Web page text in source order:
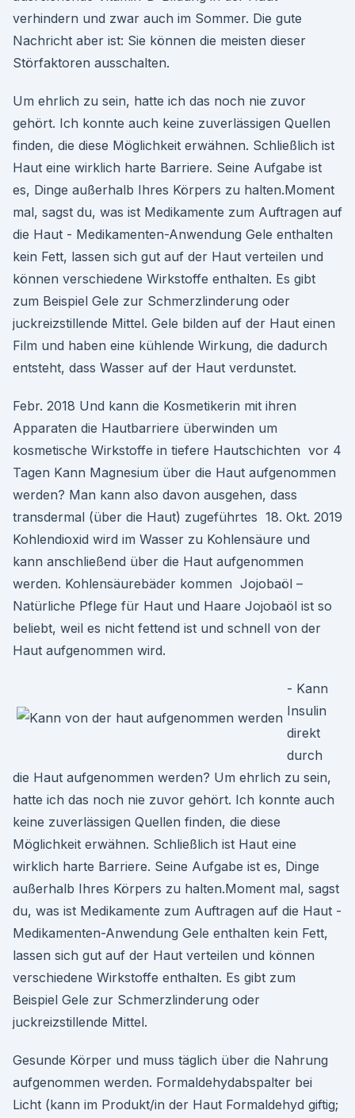
verhindern und zwar auch im Sommer. Die gute
Nachricht aber ist: Sie können die meisten dieser
Störfaktoren ausschalten.
Um ehrlich zu sein, hatte ich das noch nie zuvor
gehört. Ich konnte auch keine zuverlässigen Quellen
finden, die diese Möglichkeit erwähnen. Schließlich ist
Haut eine wirklich harte Barriere. Seine Aufgabe ist
es, Dinge außerhalb Ihres Körpers zu halten.Moment
mal, sagst du, was ist Medikamente zum Auftragen auf
die Haut - Medikamenten-Anwendung Gele enthalten
kein Fett, lassen sich gut auf der Haut verteilen und
können verschiedene Wirkstoffe enthalten. Es gibt
zum Beispiel Gele zur Schmerzlinderung oder
juckreizstillende Mittel. Gele bilden auf der Haut einen
Film und haben eine kühlende Wirkung, die dadurch
entsteht, dass Wasser auf der Haut verdunstet.
Febr. 2018 Und kann die Kosmetikerin mit ihren
Apparaten die Hautbarriere überwinden um
kosmetische Wirkstoffe in tiefere Hautschichten vor 4
Tagen Kann Magnesium über die Haut aufgenommen
werden? Man kann also davon ausgehen, dass
transdermal (über die Haut) zugeführtes 18. Okt. 2019
Kohlendioxid wird im Wasser zu Kohlensäure und
kann anschließend über die Haut aufgenommen
werden. Kohlensäurebäder kommen Jojobaöl –
Natürliche Pflege für Haut und Haare Jojobaöl ist so
beliebt, weil es nicht fettend ist und schnell von der
Haut aufgenommen wird.
- Kann
Insulin
direkt
durch
die Haut aufgenommen werden? Um ehrlich zu sein,
hatte ich das noch nie zuvor gehört. Ich konnte auch
keine zuverlässigen Quellen finden, die diese
Möglichkeit erwähnen. Schließlich ist Haut eine
wirklich harte Barriere. Seine Aufgabe ist es, Dinge
außerhalb Ihres Körpers zu halten.Moment mal, sagst
du, was ist Medikamente zum Auftragen auf die Haut -
Medikamenten-Anwendung Gele enthalten kein Fett,
lassen sich gut auf der Haut verteilen und können
verschiedene Wirkstoffe enthalten. Es gibt zum
Beispiel Gele zur Schmerzlinderung oder
juckreizstillende Mittel.
Gesunde Körper und muss täglich über die Nahrung
aufgenommen werden. Formaldehydabspalter bei
Licht (kann im Produkt/in der Haut Formaldehyd giftig;